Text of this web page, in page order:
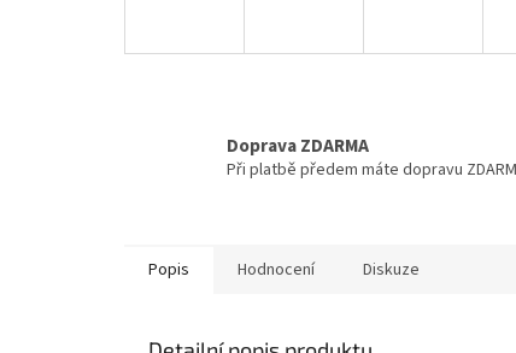
Doprava ZDARMA
Při platbě předem máte dopravu
Popis Hodnocení Diskuze